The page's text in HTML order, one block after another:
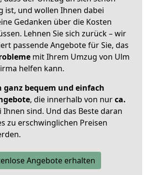
ist, und wollen Ihnen dabei
Gedanken über die Kosten
Lehnen Sie sich zurück – wir
passende Angebote für Sie, das
mit Ihrem Umzug von Ulm
helfen kann.
ganz bequem und einfach
, die innerhalb von nurca.
Ihnen sind. Und das Beste daran
zu erschwinglichen Preisen
Angebote erhalten